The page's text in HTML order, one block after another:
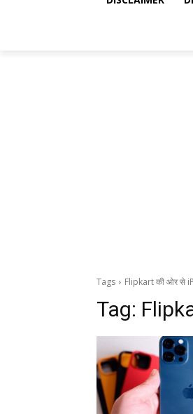
Tags Flipkart की ओर से
Tag: